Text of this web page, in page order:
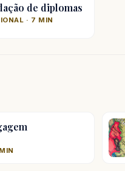
de diplomas
· 7 MIN